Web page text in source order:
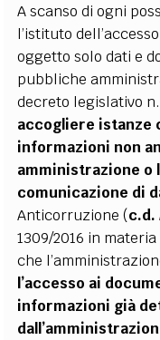
A scanso di ogni
l’istituto
oggetto solo dati e
pubbliche
decreto legislativo n.
accogliere istanze
informazioni non
amministrazione o
comunicazione di
Anticorruzione (c.d.
1309/2016 in
che
l’accesso ai
informazioni già